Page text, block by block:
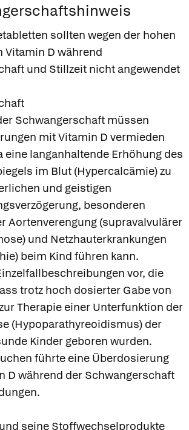
sollten wegen der hohen
Vitamin D während
und Stillzeit nicht angewendet
Schwangerschaft müssen
mit Vitamin D vermieden
eine langanhaltende Erhöhung des
im Blut (Hypercalcämie) zu
und geistigen
besonderen
Aortenverengung (supravalvulärer
und Netzhauterkrankungen
beim Kind führen kann.
vor, die
trotz hoch dosierter Gabe von
Therapie einer Unterfunktion der
(Hypoparathyreoidismus) der
Kinder geboren wurden.
führte eine Überdosierung
D während der Schwangerschaft
seine Stoffwechselprodukte